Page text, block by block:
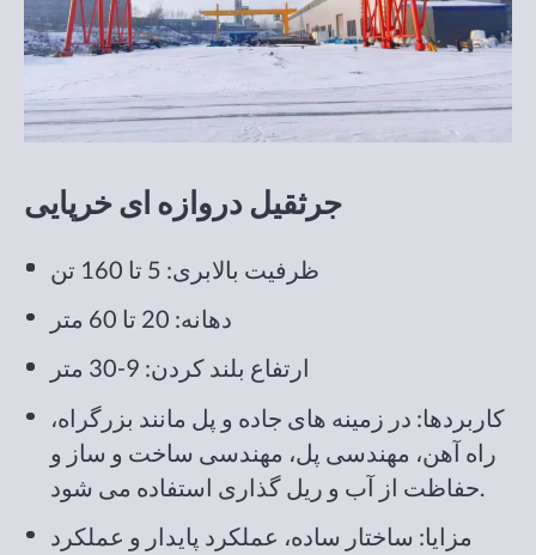
جرثقیل دروازه ای خرپایی
ظرفیت بالابری: 5 تا 160 تن
دهانه: 20 تا 60 متر
ارتفاع بلند کردن: 9-30 متر
کاربردها: در زمینه های جاده و پل مانند بزرگراه،
راه آهن، مهندسی پل، مهندسی ساخت و ساز و
حفاظت از آب و ریل گذاری استفاده می شود.
مزایا: ساختار ساده، عملکرد پایدار و عملکرد